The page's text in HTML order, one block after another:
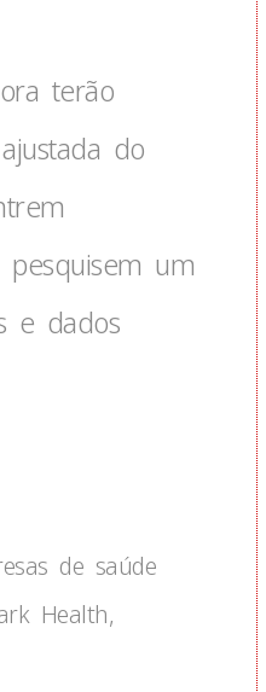
terão
do
um
e dados
de saúde
Health,